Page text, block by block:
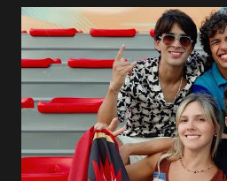
confessa a Gabriel que ele
pessoa que ela tanto desejou
entra no quarto de Gabriel e
encontro deles, quando conseguir
Paula sobre a suposta infidelidade
Rogerio consegue se livrar de
desaparecimento de Francisco,